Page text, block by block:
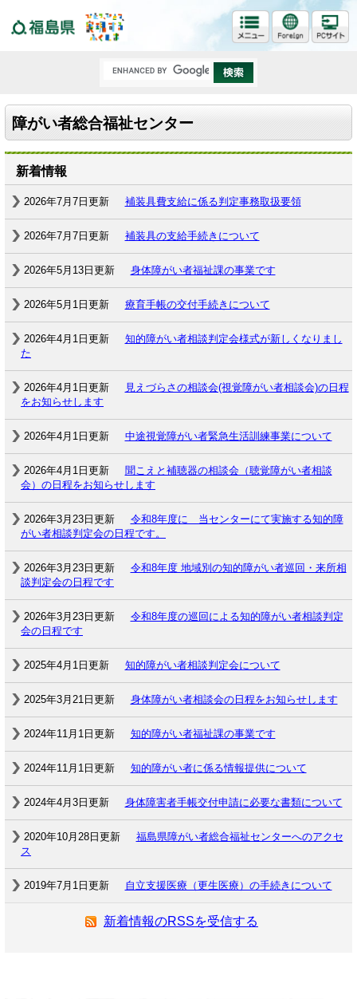
障がい者総合福祉センター
新着情報
2026年7月7日更新 補装具費支給に係る判定事務取扱要領
2026年7月7日更新 補装具の支給手続きについて
2026年5月13日更新 身体障がい者福祉課の事業です
2026年5月1日更新 療育手帳の交付手続きについて
2026年4月1日更新
知的障がい者相談判定会様式が新しくなりまし
た
2026年4月1日更新
見えづらさの相談会(視覚障がい者相談会)の日程
をお知らせします
2026年4月1日更新 中途視覚障がい者緊急生活訓練事業について
2026年4月1日更新
聞こえと補聴器の相談会（聴覚障がい者相談
会）の日程をお知らせします
2026年3月23日更新
令和8年度に 当センターにて実施する知的障
がい者相談判定会の日程です。
2026年3月23日更新
令和8年度 地域別の知的障がい者巡回・来所相
談判定会の日程です
2026年3月23日更新
令和8年度の巡回による知的障がい者相談判定
会の日程です
2025年4月1日更新 知的障がい者相談判定会について
2025年3月21日更新 身体障がい者相談会の日程をお知らせします
2024年11月1日更新 知的障がい者福祉課の事業です
2024年11月1日更新 知的障がい者に係る情報提供について
2024年4月3日更新 身体障害者手帳交付申請に必要な書類について
2020年10月28日更新
福島県障がい者総合福祉センターへのアクセ
ス
2019年7月1日更新 自立支援医療（更生医療）の手続きについて
新着情報のRSSを受信する